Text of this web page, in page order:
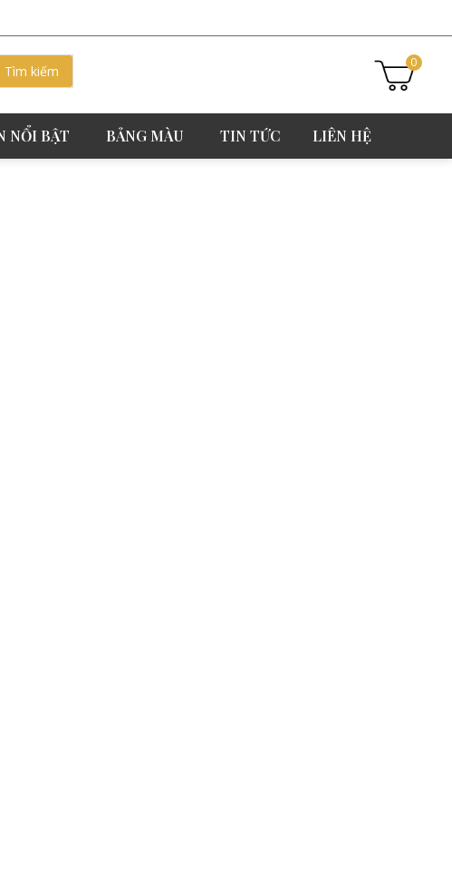
0
NỔI BẬT BẢNG MÀU TIN TỨC LIÊN HỆ